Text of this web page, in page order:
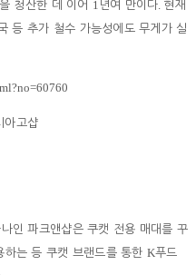
청산한 데 이어 1 년여 만이다. 현재
등 추가 철수 가능성에도 무게가 실
아고샵
인 파크앤샵은 쿠캣 전용 매대를 꾸
하는 등 쿠캣 브랜드를 통한 K푸드